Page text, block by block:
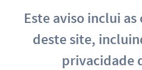
Este aviso inclui
deste site,
privacidade